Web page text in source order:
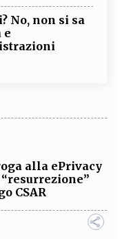
No, non si sa
e
alla ePrivacy
CSAR